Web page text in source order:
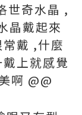
世奇水晶 ,
晶戴起來
戴 ,什麼
上就感覺
啊 @@